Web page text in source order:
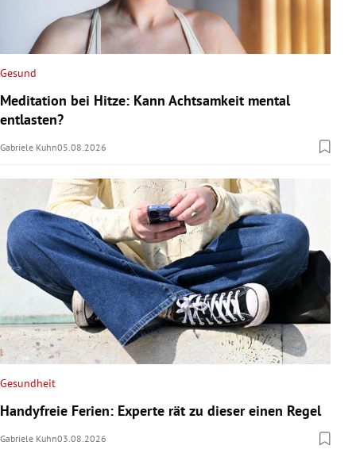
Gesund
Meditation bei Hitze: Kann Achtsamkeit mental
entlasten?
Gabriele Kuhn05.08.2026
Gesundheit
Handyfreie Ferien: Experte rät zu dieser einen Regel
Gabriele Kuhn03.08.2026